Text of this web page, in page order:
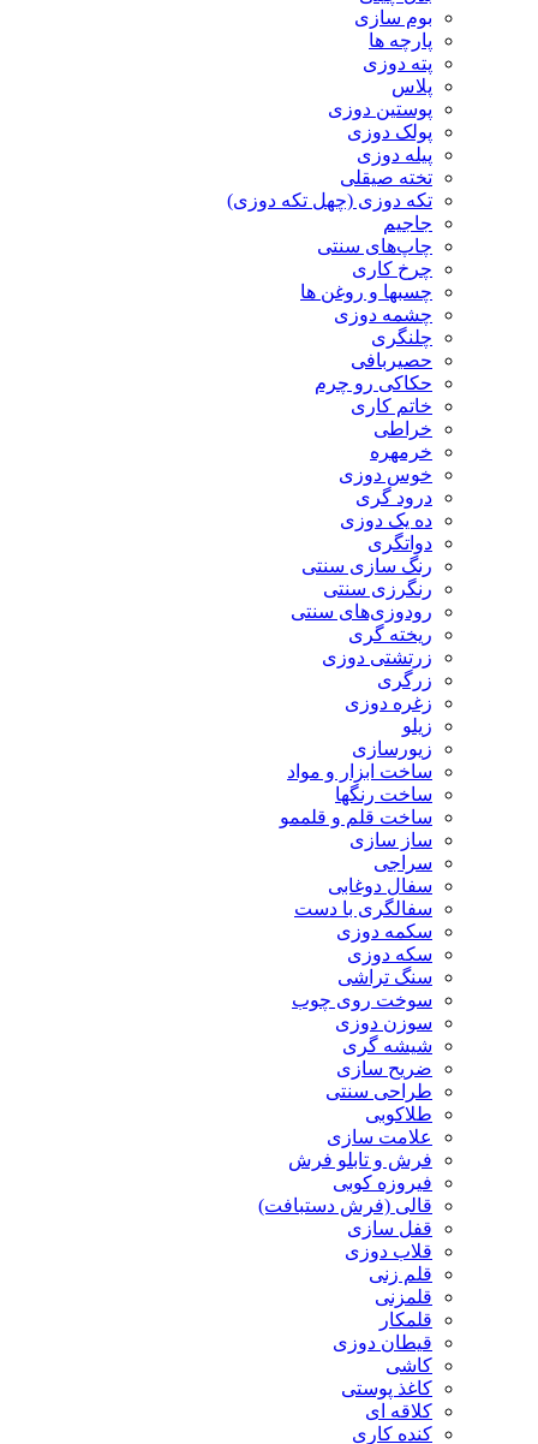
بوم سازی
پارچه ها
پته دوزی
پلاس
پوستین دوزی
پولک دوزی
پیله دوزی
تخته صیقلی
تکه دوزی (چهل تکه دوزی)
جاجیم
چاپ‌های سنتی
چرخ کاری
چسبها و روغن ها
چشمه دوزی
چلنگری
حصیربافی
حکاکی رو چرم
خاتم کاری
خراطی
خرمهره
خوس دوزی
درود گری
ده یک دوزی
دواتگری
رنگ سازی سنتی
رنگرزی سنتی
رودوزی‌های سنتی
ریخته گری
زرتشتی دوزی
زرگری
زغره دوزی
زیلو
زیورسازی
ساخت ابزار و مواد
ساخت رنگها
ساخت قلم و قلممو
ساز سازی
سراجی
سفال دوغابی
سفالگری با دست
سکمه دوزی
سکه دوزی
سنگ تراشی
سوخت روی چوب
سوزن دوزی
شیشه گری
ضریح سازی
طراحی سنتی
طلاکوبی
علامت سازی
فرش و تابلو فرش
فیروزه کوبی
قالی (فرش دستبافت)
قفل سازی
قلاب دوزی
قلم زنی
قلمزنی
قلمکار
قیطان دوزی
کاشی
کاغذ پوستی
کلاقه ای
کنده کاری